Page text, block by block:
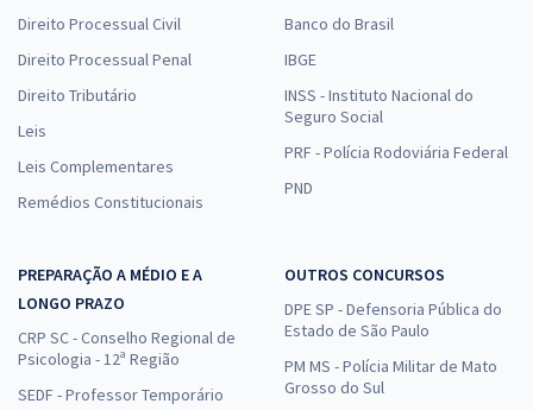
Direito Processual Civil
Direito Processual Penal
Direito Tributário
Leis
Leis Complementares
Remédios Constitucionais
Banco do Brasil
IBGE
INSS - Instituto Nacional do
Seguro Social
PRF - Polícia Rodoviária Federal
PND
PREPARAÇÃO A MÉDIO E A
LONGO PRAZO
CRP SC - Conselho Regional de
Psicologia - 12ª Região
SEDF - Professor Temporário
OUTROS CONCURSOS
DPE SP - Defensoria Pública do
Estado de São Paulo
PM MS - Polícia Militar de Mato
Grosso do Sul